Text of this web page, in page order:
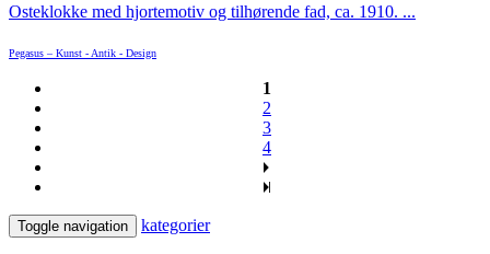
Osteklokke med hjortemotiv og tilhørende fad, ca. 1910. ...
Pegasus – Kunst - Antik - Design
1
2
3
4
Toggle navigation kategorier